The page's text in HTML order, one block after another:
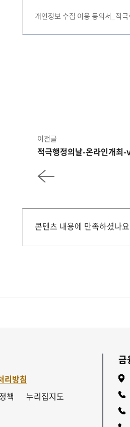
개인정보 수집 이용 동의서_적
이전글
적극행정의날-온라인개최
콘텐츠 내용에 만족하셨나
리방침
책
누리집지도
금